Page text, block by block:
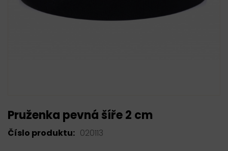
Pruženka pevná šíře 2 cm
Číslo produktu: 020113